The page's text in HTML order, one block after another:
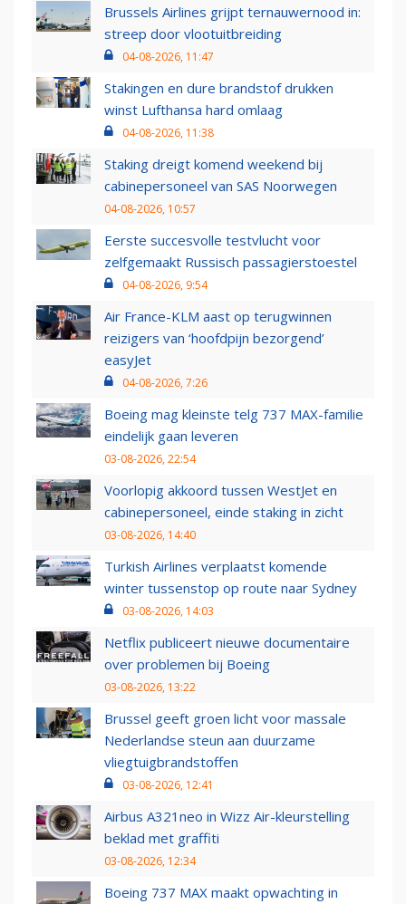
Brussels Airlines grijpt ternauwernood in:
streep door vlootuitbreiding
04-08-2026, 11:47
Stakingen en dure brandstof drukken
winst Lufthansa hard omlaag
04-08-2026, 11:38
Staking dreigt komend weekend bij
cabinepersoneel van SAS Noorwegen
04-08-2026, 10:57
Eerste succesvolle testvlucht voor
zelfgemaakt Russisch passagierstoestel
04-08-2026, 9:54
Air France-KLM aast op terugwinnen
reizigers van ‘hoofdpijn bezorgend’
easyJet
04-08-2026, 7:26
Boeing mag kleinste telg 737 MAX-familie
eindelijk gaan leveren
03-08-2026, 22:54
Voorlopig akkoord tussen WestJet en
cabinepersoneel, einde staking in zicht
03-08-2026, 14:40
Turkish Airlines verplaatst komende
winter tussenstop op route naar Sydney
03-08-2026, 14:03
Netflix publiceert nieuwe documentaire
over problemen bij Boeing
03-08-2026, 13:22
Brussel geeft groen licht voor massale
Nederlandse steun aan duurzame
vliegtuigbrandstoffen
03-08-2026, 12:41
Airbus A321neo in Wizz Air-kleurstelling
beklad met graffiti
03-08-2026, 12:34
Boeing 737 MAX maakt opwachting in